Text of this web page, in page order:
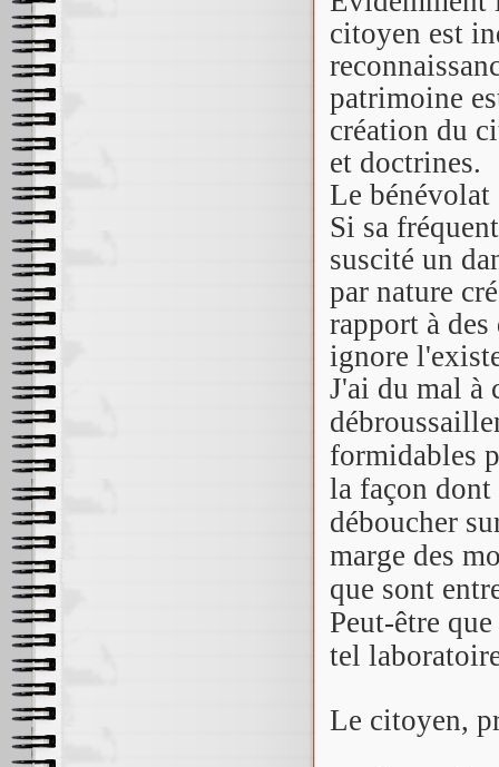
citoyen est
patrimoine
création du
et doctrines.
Le
Si sa
suscité un
par nature
rapport à
ignore
J'ai du mal à
formidables
la façon
déboucher
marge des
que sont
Peut-être
tel
Le citoyen,